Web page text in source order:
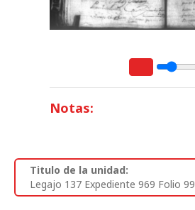
Notas:
Titulo de la unidad:
Legajo 137 Expediente 969 Folio 99